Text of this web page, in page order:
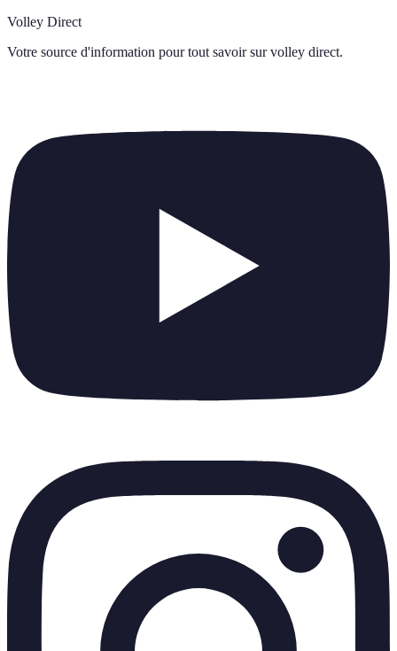
Volley Direct
Votre source d'information pour tout savoir sur volley direct.